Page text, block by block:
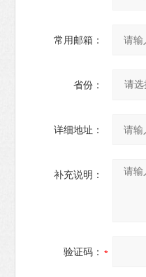
常用邮箱：
省份：
详细地址：
补充说明：
验证码：